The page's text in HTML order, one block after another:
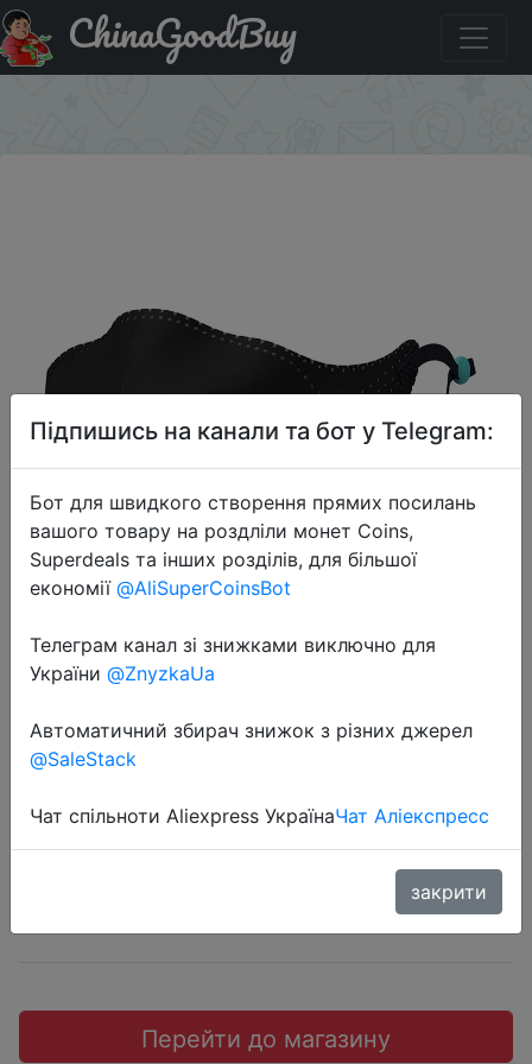
Купити на розпродажі Xiaomi MIJIA AirPOP Light 360 °
Anti-Haze Mask, черный
ChinaGoodBuy
2018-08-04
Anti-Haze Mask, черный
$1.99
Перейти до магазину
Підпишись на канали та бот у Telegram:
Бот для швидкого створення прямих посилань
вашого товару на роздліли монет Coins,
Superdeals та інших розділів, для більшої
економії @AliSuperCoinsBot
Телеграм канал зі знижками виключно для
України @ZnyzkaUa
Автоматичний збирач знижок з різних джерел
@SaleStack
Чат спільноти Aliexpress УкраїнаЧат Аліекспресс
закрити